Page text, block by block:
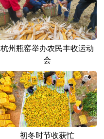
杭州瓶窑举办农民丰收运动
会
初冬时节收获忙